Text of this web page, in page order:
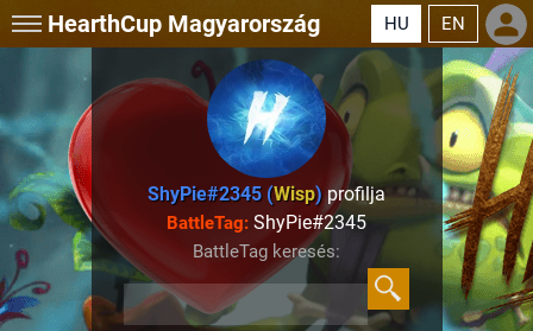
HearthCup Magyarország HU EN
ShyPie#2345 (Wisp)profilja
BattleTag: ShyPie#2345
BattleTag keresés: